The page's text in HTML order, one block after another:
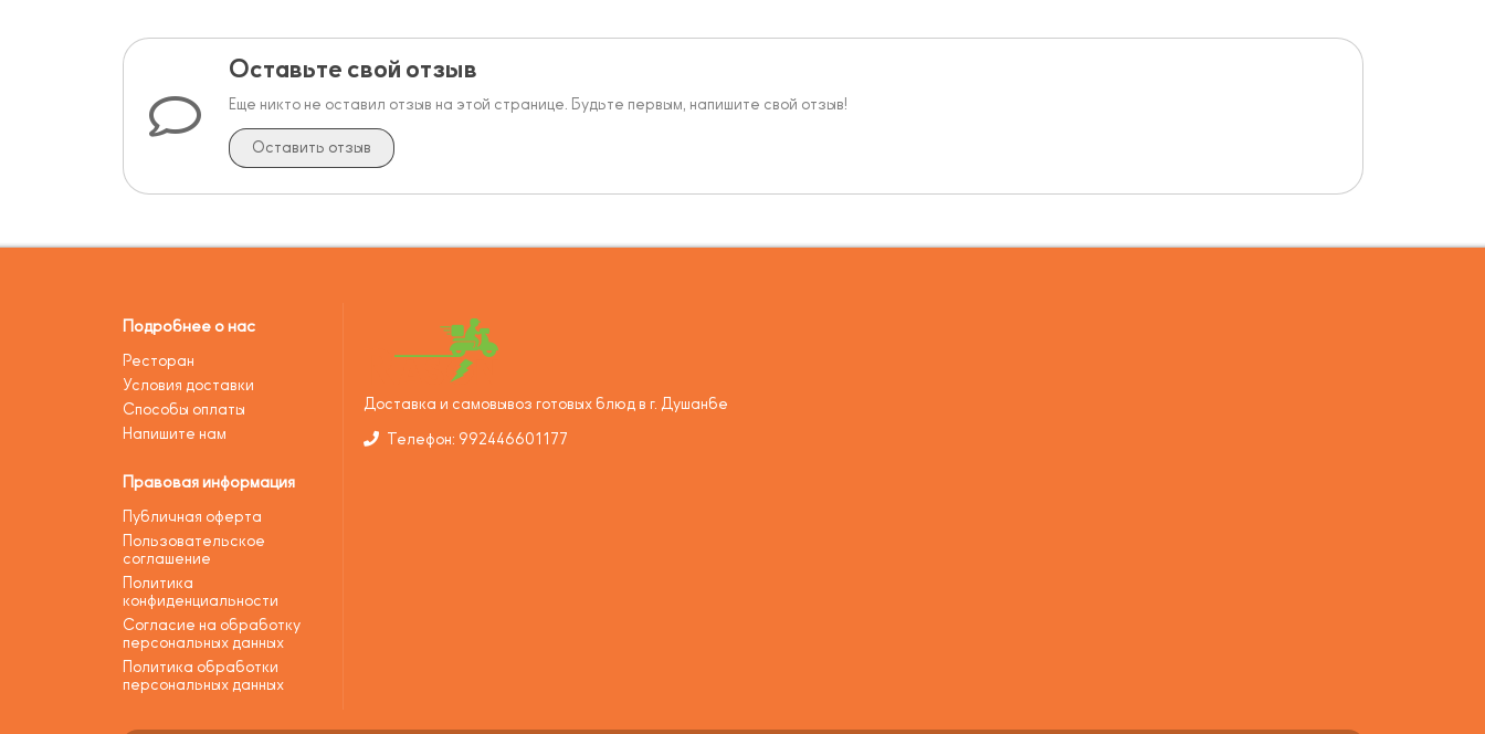
Оставьте свой отзыв
Еще никто не оставил отзыв на этой странице. Будьте первым, напишите свой отзыв!
Оставить отзыв
Подробнее о нас
Ресторан
Условия доставки
Способы оплаты
Напишите нам
Правовая информация
Публичная оферта
Пользовательское
соглашение
Политика
конфиденциальности
Согласие на обработку
персональных данных
Политика обработки
персональных данных
Доставка и самовывоз готовых блюд в г. Душанбе
Телефон: 992446601177